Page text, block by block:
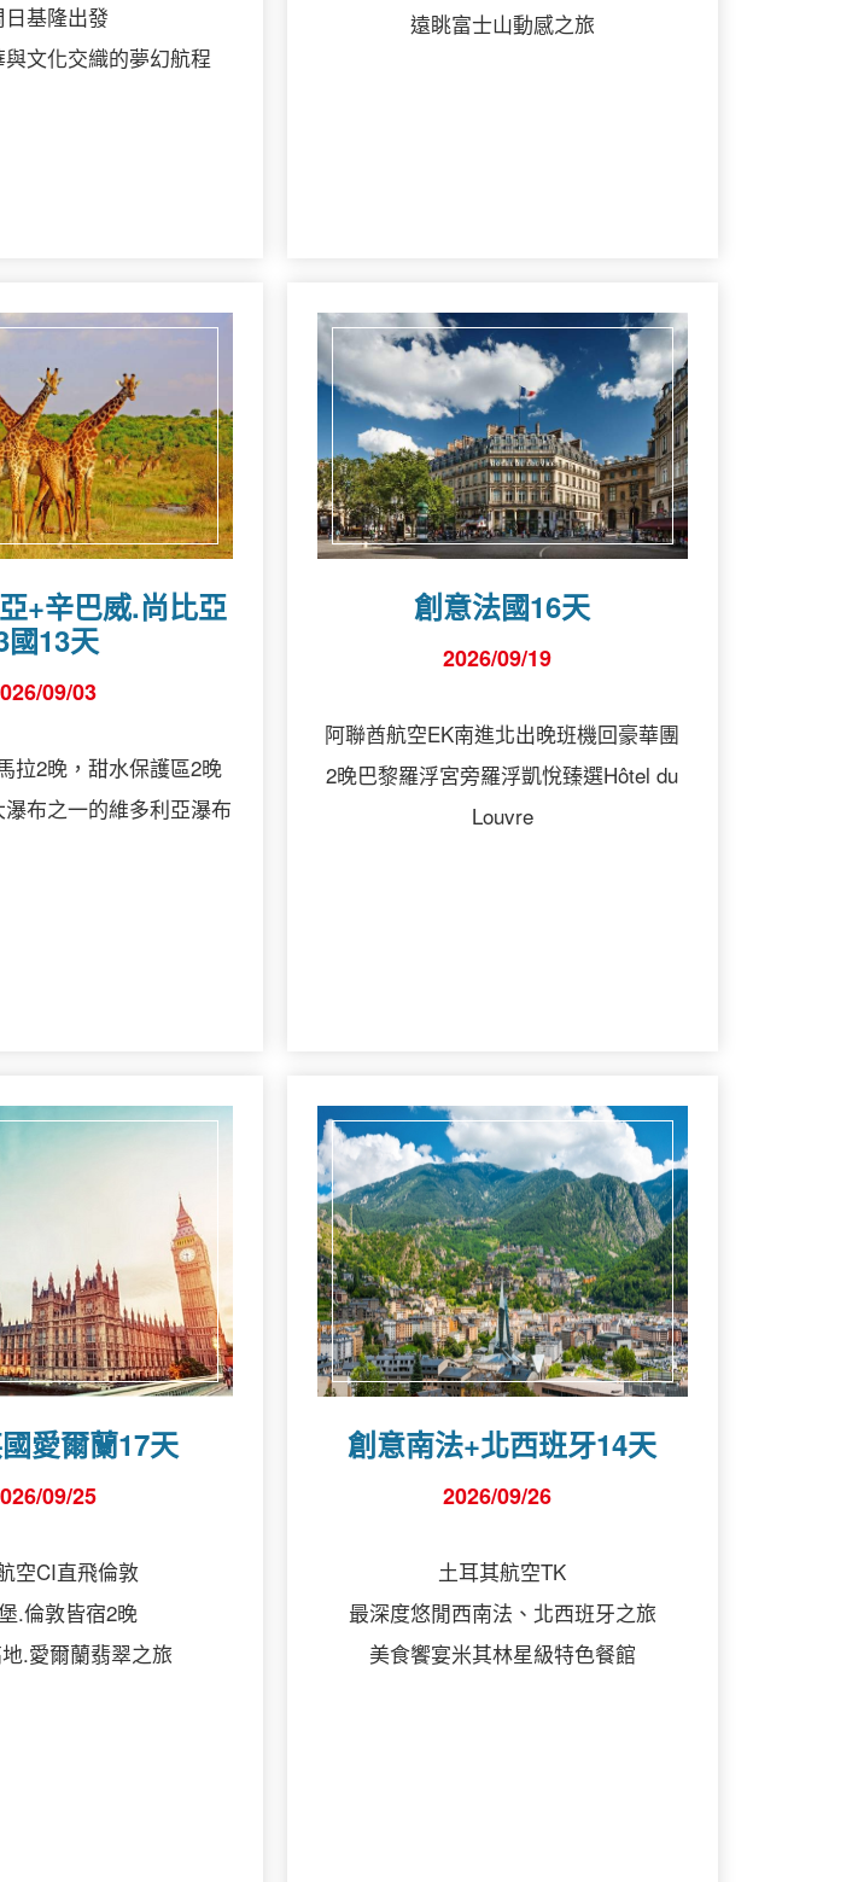
日基隆出發
文化交織的夢幻航程
遠眺富士山動感之旅
+辛巴威.尚比亞
國13天
09/03
拉2晚，甜水保護區2晚
布之一的維多利亞瀑布
創意法國16天
2026/09/19
阿聯酋航空EK南進北出晚班機回豪華團
2晚巴黎羅浮宮旁羅浮凱悅臻選Hôtel du
Louvre
愛爾蘭17天
09/25
空CI直飛倫敦
.倫敦皆宿2晚
.愛爾蘭翡翠之旅
創意南法+北西班牙14天
2026/09/26
土耳其航空TK
最深度悠閒西南法、北西班牙之旅
美食饗宴米其林星級特色餐館